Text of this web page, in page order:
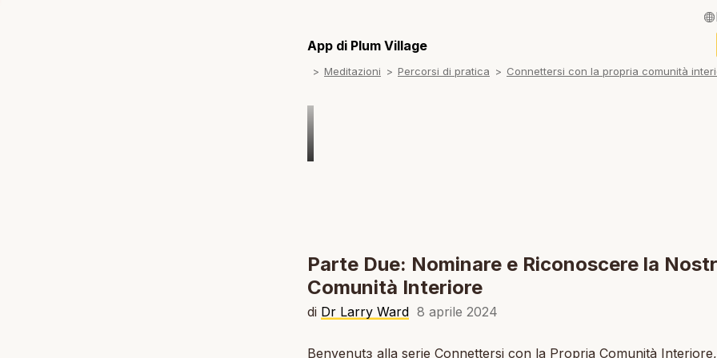
Français /
App di Plum Village
Meditazioni Percorsi di pratica Connettersi con la propria comunità
Parte Due: Nominare e Riconoscere la
Comunità Interiore
di Dr Larry Ward 8 aprile 2024
Benvenutɜ alla serie Connettersi con la Propria Comunità Interiore